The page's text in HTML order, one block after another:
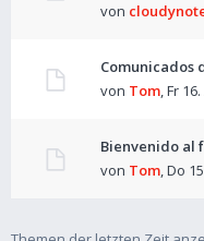
von
Comunicados
von Tom,Fr
Bienvenido al
von Tom,Do